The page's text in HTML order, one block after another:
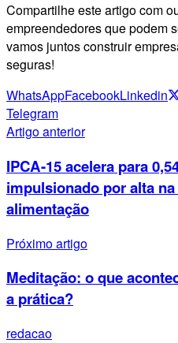
Compartilhe este artigo com
empreendedores que podem
vamos juntos construir
seguras!
WhatsAppFacebookLinkedin
Telegram
Artigo anterior
IPCA-15 acelera para
impulsionado por alta
alimentação
Próximo artigo
Meditação: o que
a prática?
redacao